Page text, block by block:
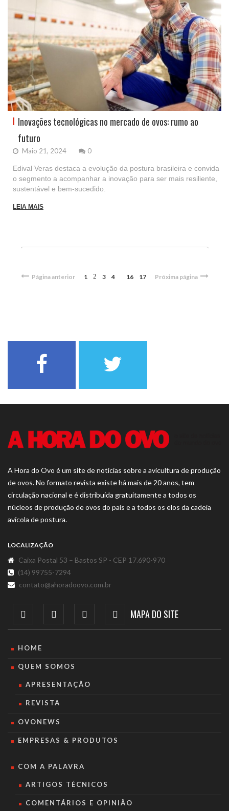
Inovações tecnológicas no mercado de ovos: rumo ao
futuro
Maio 21, 2024 0
Edival Veras destaca a evolução da postura brasileira e convida
o segmento a acompanhar a inovação para ser mais resiliente,
sustentável e bem-sucedido.
LEIA MAIS
Página anterior 1 2 3 4 16 17 Próxima página
A Hora do Ovo é um site de notícias sobre a avicultura de produção
de ovos. No formato revista existe há mais de 20 anos, tem
circulação nacional e é distribuída gratuitamente a todos os
núcleos de produção de ovos do país e a todos os elos da cadeia
avícola de postura.
LOCALIZAÇÃO
Caixa Postal 53 – Bastos SP - CEP 17.690-970
(14) 99755-7294
contato@ahoradoovo.com.br
MAPA DO SITE
HOME
QUEM SOMOS
APRESENTAÇÃO
REVISTA
OVONEWS
EMPRESAS & PRODUTOS
COM A PALAVRA
ARTIGOS TÉCNICOS
COMENTÁRIOS E OPINIÃO